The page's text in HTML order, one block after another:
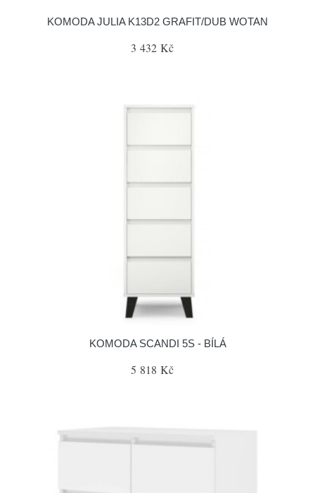
KOMODA JULIA K13D2 GRAFIT/DUB WOTAN
3 432 Kč
KOMODA SCANDI 5S - BÍLÁ
5 818 Kč